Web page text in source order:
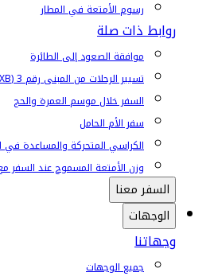
رسوم الأمتعة في المطار
روابط ذات صلة
موافقة الصعود إلى الطائرة
تسيير الرحلات من المبنى رقم 3 (DXB)
السفر خلال موسم العمرة والحج
سفر الأم الحامل
الكراسي المتحركة والمساعدة في
وزن الأمتعة المسموح عند السفر
السفر معنا
الوجهات
وجهاتنا
جميع الوجهات